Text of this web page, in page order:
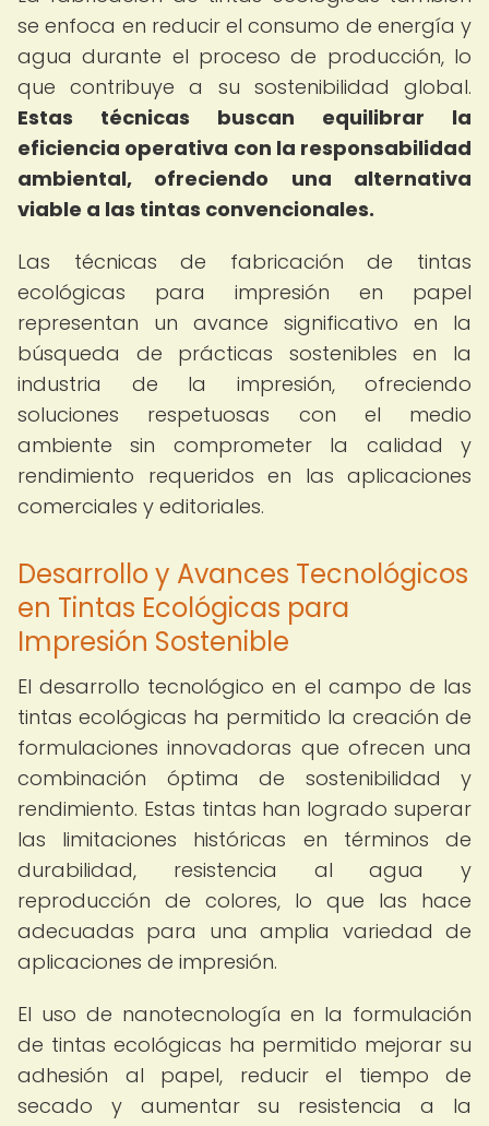
se enfoca en reducir el consumo de energía y
agua durante el proceso de producción, lo
que contribuye a su sostenibilidad global.
Estas técnicas buscan equilibrar la
eficiencia operativa con la responsabilidad
ambiental, ofreciendo una alternativa
viable a las tintas convencionales.
Las técnicas de fabricación de tintas
ecológicas para impresión en papel
representan un avance significativo en la
búsqueda de prácticas sostenibles en la
industria de la impresión, ofreciendo
soluciones respetuosas con el medio
ambiente sin comprometer la calidad y
rendimiento requeridos en las aplicaciones
comerciales y editoriales.
Desarrollo y Avances Tecnológicos
en Tintas Ecológicas para
Impresión Sostenible
El desarrollo tecnológico en el campo de las
tintas ecológicas ha permitido la creación de
formulaciones innovadoras que ofrecen una
combinación óptima de sostenibilidad y
rendimiento. Estas tintas han logrado superar
las limitaciones históricas en términos de
durabilidad, resistencia al agua y
reproducción de colores, lo que las hace
adecuadas para una amplia variedad de
aplicaciones de impresión.
El uso de nanotecnología en la formulación
de tintas ecológicas ha permitido mejorar su
adhesión al papel, reducir el tiempo de
secado y aumentar su resistencia a la